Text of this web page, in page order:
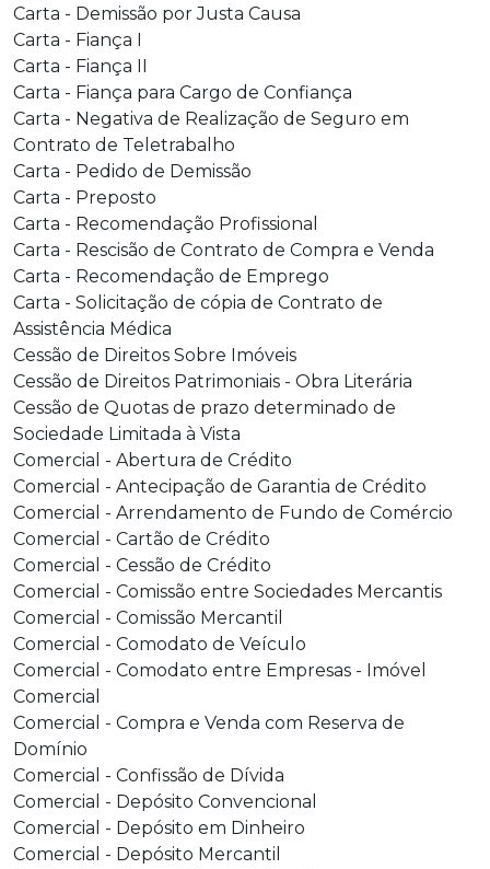
Carta - Demissão por Justa Causa
Carta - Fiança I
Carta - Fiança II
Carta - Fiança para Cargo de Confiança
Carta - Negativa de Realização de Seguro em
Contrato de Teletrabalho
Carta - Pedido de Demissão
Carta - Preposto
Carta - Recomendação Profissional
Carta - Rescisão de Contrato de Compra e Venda
Carta - Recomendação de Emprego
Carta - Solicitação de cópia de Contrato de
Assistência Médica
Cessão de Direitos Sobre Imóveis
Cessão de Direitos Patrimoniais - Obra Literária
Cessão de Quotas de prazo determinado de
Sociedade Limitada à Vista
Comercial - Abertura de Crédito
Comercial - Antecipação de Garantia de Crédito
Comercial - Arrendamento de Fundo de Comércio
Comercial - Cartão de Crédito
Comercial - Cessão de Crédito
Comercial - Comissão entre Sociedades Mercantis
Comercial - Comissão Mercantil
Comercial - Comodato de Veículo
Comercial - Comodato entre Empresas - Imóvel
Comercial
Comercial - Compra e Venda com Reserva de
Domínio
Comercial - Confissão de Dívida
Comercial - Depósito Convencional
Comercial - Depósito em Dinheiro
Comercial - Depósito Mercantil